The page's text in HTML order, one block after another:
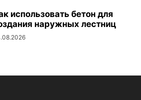
использовать бетон для
наружных лестниц